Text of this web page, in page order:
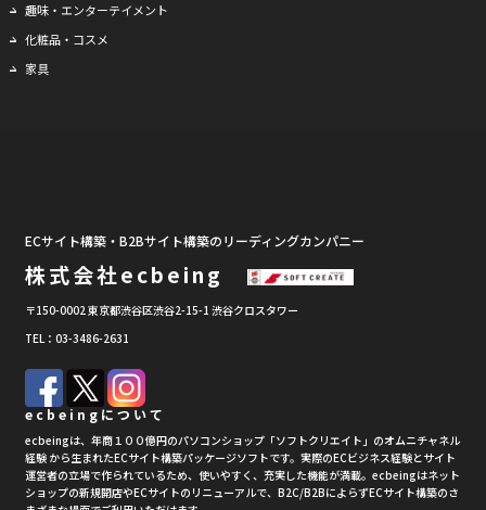
趣味・エンターテイメント
化粧品・コスメ
家具
ECサイト構築・B2Bサイト構築のリーディングカンパニー
株式会社ecbeing
〒150-0002 東京都渋谷区渋谷2-15-1 渋谷クロスタワー
TEL：03-3486-2631
ecbeingについて
ecbeingは、年商１００億円のパソコンショップ「ソフトクリエイト」のオムニチャネル
経験 から生まれたECサイト構築パッケージソフトです。実際のECビジネス経験とサイト
運営者の立場で作られているため、使いやすく、充実した機能が満載。ecbeingはネット
ショップの新規開店やECサイトのリニューアルで、B2C/B2BによらずECサイト構築のさ